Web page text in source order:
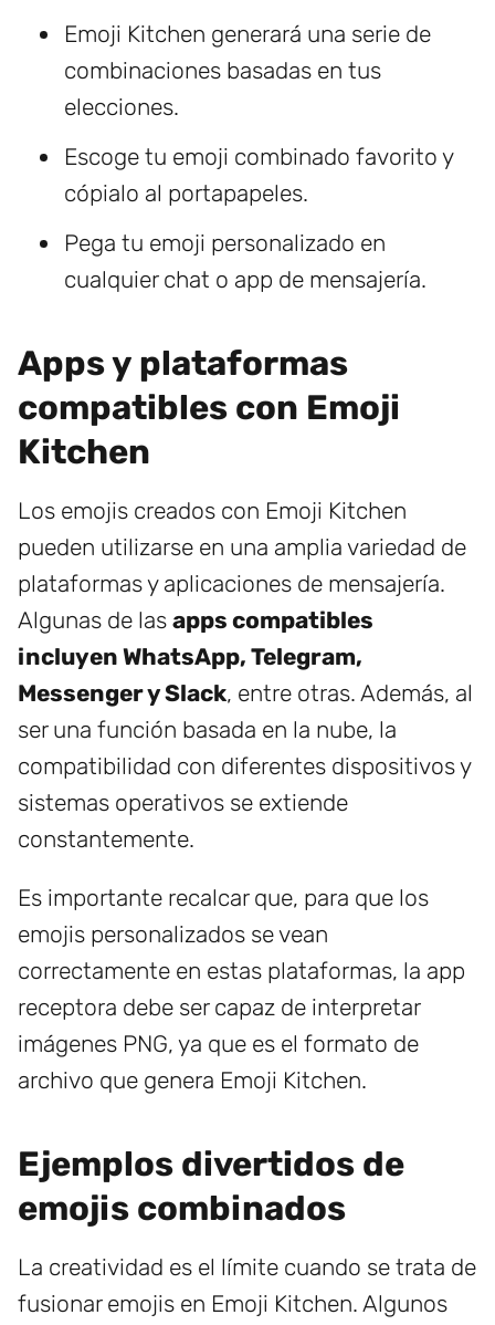
Emoji Kitchen generará una serie de
combinaciones basadas en tus
elecciones.
Escoge tu emoji combinado favorito y
cópialo al portapapeles.
Pega tu emoji personalizado en
cualquier chat o app de mensajería.
Apps y plataformas
compatibles con Emoji
Kitchen
Los emojis creados con Emoji Kitchen
pueden utilizarse en una amplia variedad de
plataformas y aplicaciones de mensajería.
Algunas de las apps compatibles
incluyen WhatsApp, Telegram,
Messenger y Slack, entre otras. Además, al
ser una función basada en la nube, la
compatibilidad con diferentes dispositivos y
sistemas operativos se extiende
constantemente.
Es importante recalcar que, para que los
emojis personalizados se vean
correctamente en estas plataformas, la app
receptora debe ser capaz de interpretar
imágenes PNG, ya que es el formato de
archivo que genera Emoji Kitchen.
Ejemplos divertidos de
emojis combinados
La creatividad es el límite cuando se trata de
fusionar emojis en Emoji Kitchen. Algunos